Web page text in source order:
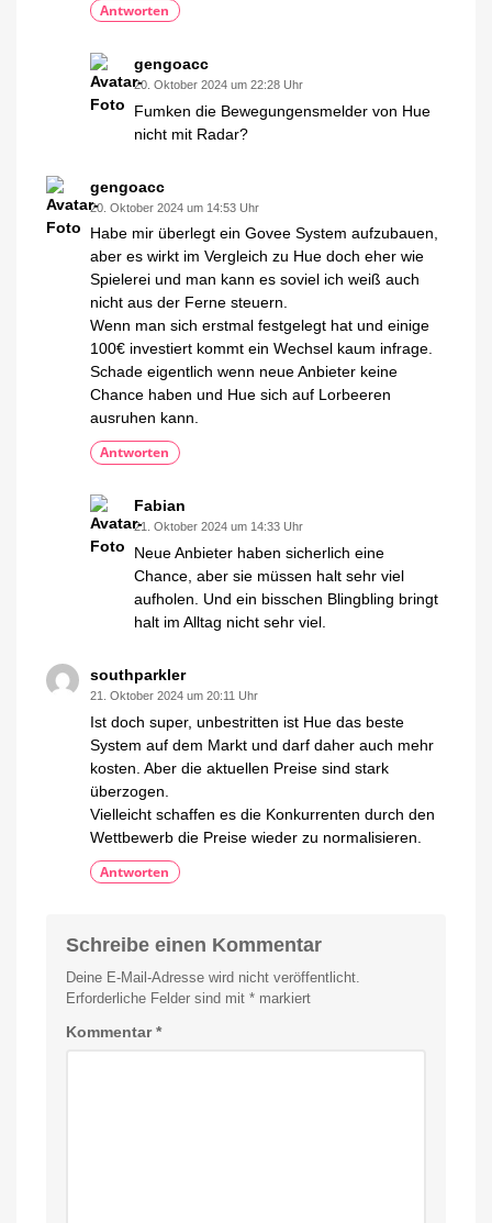
Antworten
gengoacc
20. Oktober 2024 um 22:28 Uhr
Fumken die Bewegungensmelder von Hue
nicht mit Radar?
gengoacc
20. Oktober 2024 um 14:53 Uhr
Habe mir überlegt ein Govee System aufzubauen,
aber es wirkt im Vergleich zu Hue doch eher wie
Spielerei und man kann es soviel ich weiß auch
nicht aus der Ferne steuern.
Wenn man sich erstmal festgelegt hat und einige
100€ investiert kommt ein Wechsel kaum infrage.
Schade eigentlich wenn neue Anbieter keine
Chance haben und Hue sich auf Lorbeeren
ausruhen kann.
Antworten
Fabian
21. Oktober 2024 um 14:33 Uhr
Neue Anbieter haben sicherlich eine
Chance, aber sie müssen halt sehr viel
aufholen. Und ein bisschen Blingbling bringt
halt im Alltag nicht sehr viel.
southparkler
21. Oktober 2024 um 20:11 Uhr
Ist doch super, unbestritten ist Hue das beste
System auf dem Markt und darf daher auch mehr
kosten. Aber die aktuellen Preise sind stark
überzogen.
Vielleicht schaffen es die Konkurrenten durch den
Wettbewerb die Preise wieder zu normalisieren.
Antworten
Schreibe einen Kommentar
Deine E-Mail-Adresse wird nicht veröffentlicht.
Erforderliche Felder sind mit * markiert
Kommentar*